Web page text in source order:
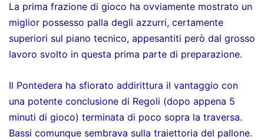
La prima frazione di gioco ha ovviamente mostrato un
miglior possesso palla degli azzurri, certamente
superiori sul piano tecnico, appesantiti però dal grosso
lavoro svolto in questa prima parte di preparazione.
Il Pontedera ha sfiorato addirittura il vantaggio con
una potente conclusione di Regoli (dopo appena 5
minuti di gioco) terminata di poco sopra la traversa.
Bassi comunque sembrava sulla traiettoria del pallone.